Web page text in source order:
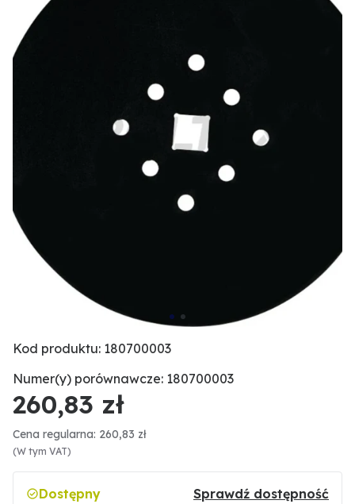
Kod produktu: 180700003
Numer(y) porównawcze: 180700003
260,83 zł
Cena regularna: 260,83 zł
(W tym VAT)
Dostępny Sprawdź dostępność